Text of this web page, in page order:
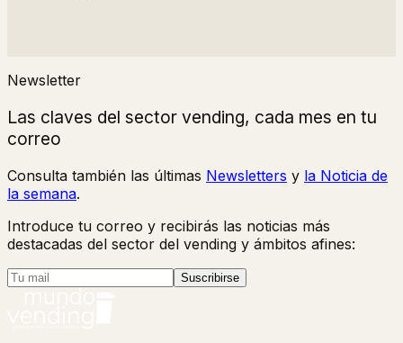
Newsletter
Las claves del sector vending, cada mes en tu
correo
Consulta también las últimas Newsletters y la Noticia de
la semana.
Introduce tu correo y recibirás las noticias más
destacadas del sector del vending y ámbitos afines:
Suscribirse